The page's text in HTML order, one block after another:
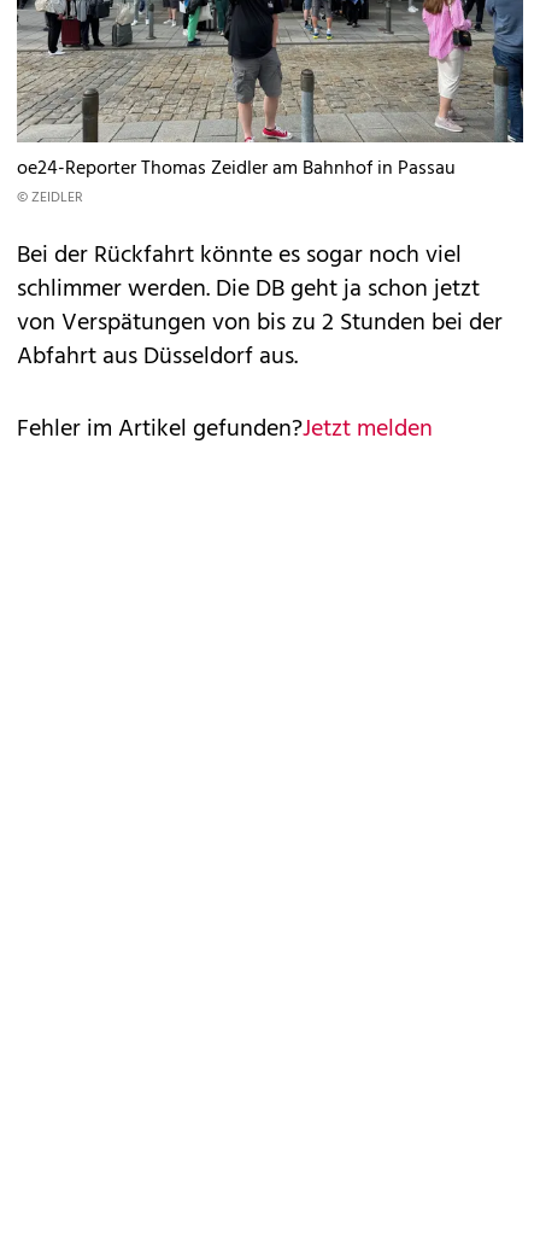
oe24-Reporter Thomas Zeidler am Bahnhof in Passau
© ZEIDLER
Bei der Rückfahrt könnte es sogar noch viel
schlimmer werden. Die DB geht ja schon jetzt
von Verspätungen von bis zu 2 Stunden bei der
Abfahrt aus Düsseldorf aus.
Fehler im Artikel gefunden?Jetzt melden